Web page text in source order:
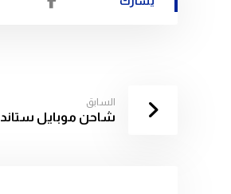
السابق
شاحن موبايل ستاند